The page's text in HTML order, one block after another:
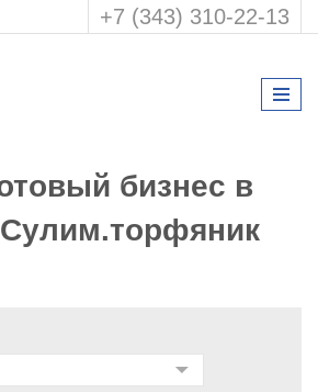
+7 (343) 310-22-13
бизнес в